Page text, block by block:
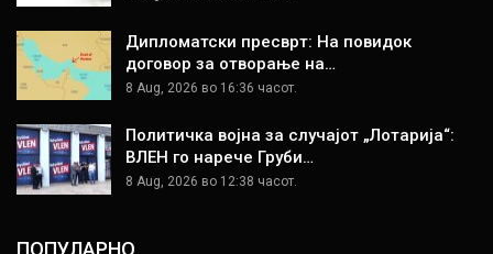
Дипломатски пресврт: На повидок
договор за отворање на…
8 Aug, 2026 во 16:36 часот.
Политичка војна за случајот „Лотарија“:
ВЛЕН го нарече Груби…
8 Aug, 2026 во 12:38 часот.
ПОПУЛАРНО